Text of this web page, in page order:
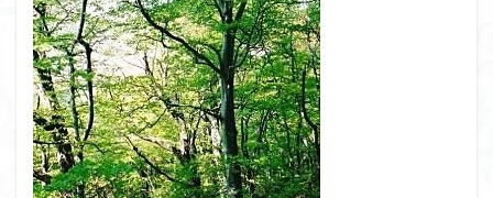
ウスユキソウ
キギノ沢 ウサギギク
イワツメクサ
イワカガミ
イチゲの群衆
イタヤカエデ
イカリソウ
アズマシャクナゲ
アズマイチゲ
アジサイ
アケボノスミレ
アキチョウジ
アカヤシオ
アウリ高原
カワヅザクラ
キタミソウ
タツミソウ